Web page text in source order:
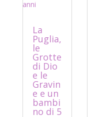
La
Puglia,
le
Grotte
di Dio
e le
Gravin
e e un
bambi
no di 5